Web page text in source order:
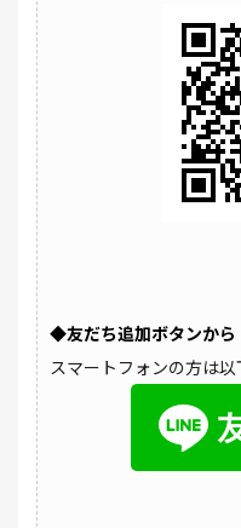
◆友だち追加ボタンから
スマートフォンの方は